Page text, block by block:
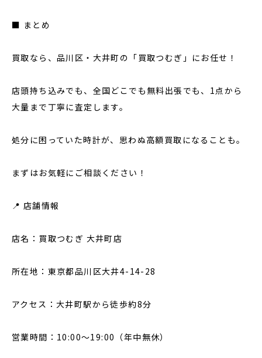
■ まとめ
買取なら、品川区・大井町の「買取つむぎ」にお任せ！
店頭持ち込みでも、全国どこでも無料出張でも、1点から
大量まで丁寧に査定します。
処分に困っていた時計が、思わぬ高額買取になることも。
まずはお気軽にご相談ください！
📍 店舗情報
店名：買取つむぎ 大井町店
所在地：東京都品川区大井4-14-28
アクセス：大井町駅から徒歩約8分
営業時間：10:00〜19:00（年中無休）